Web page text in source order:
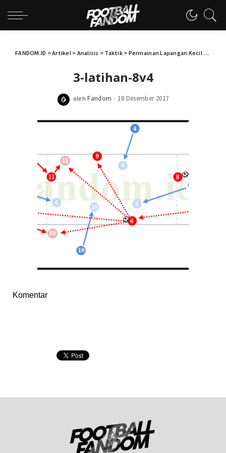
FANDOM.ID >Artikel> Analisis > Taktik> Permainan Lapangan Kecil (Small Sided Game) Untuk Melatih Kebugaran (Fitness)
3-latihan-8v4
Posted
oleh Fandom 18 Desember 2017
Komentar